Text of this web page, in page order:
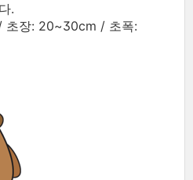
.
초장: 20~30cm / 초폭: